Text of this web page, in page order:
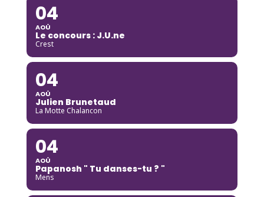
04
AOÛ
Le concours : J.U.ne
Crest
04
AOÛ
Julien Brunetaud
La Motte Chalancon
04
AOÛ
Papanosh " Tu danses-tu ? "
Mens